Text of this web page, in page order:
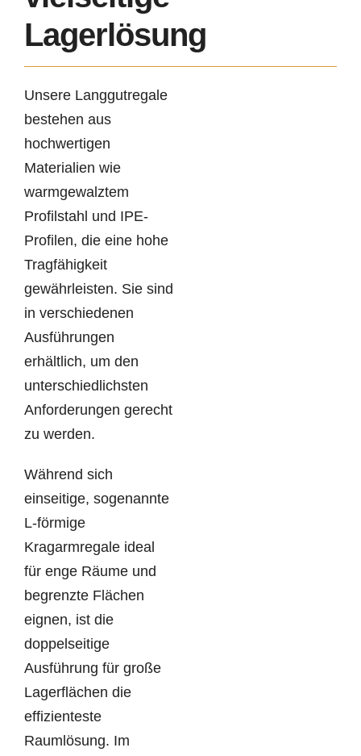
Lagerlösung
Unsere Langgutregale
bestehen aus
hochwertigen
Materialien wie
warmgewalztem
Profilstahl und IPE-
Profilen, die eine hohe
Tragfähigkeit
gewährleisten. Sie sind
in verschiedenen
Ausführungen
erhältlich, um den
unterschiedlichsten
Anforderungen gerecht
zu werden.
Während sich
einseitige, sogenannte
L-förmige
Kragarmregale ideal
für enge Räume und
begrenzte Flächen
eignen, ist die
doppelseitige
Ausführung für große
Lagerflächen die
effizienteste
Raumlösung. Im